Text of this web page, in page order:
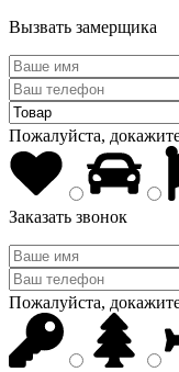
Вызвать замерщика
Пожалуйста,
Заказать звонок
Пожалуйста,